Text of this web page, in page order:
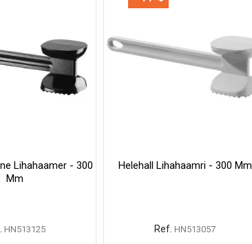
Lihahaamer - 300
Mm
HN513125
Helehall Lihahaamri - 300 Mm
Ref. HN513057